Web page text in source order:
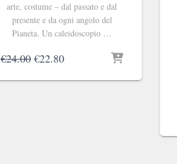
arte, costume – dal passato e dal
presente e da ogni angolo del
Pianeta. Un caleidoscopio …
€24.00 Il
originale
€22.80Il
attuale